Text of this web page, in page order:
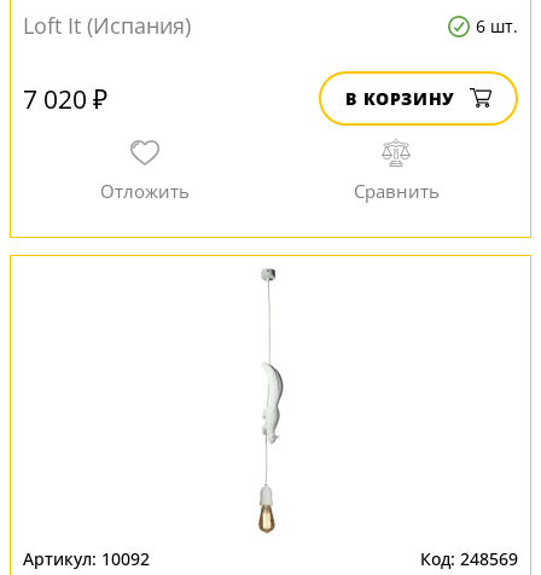
Loft It (Испания) 6 шт.
7 020 ₽ В КОРЗИНУ
10092 248569